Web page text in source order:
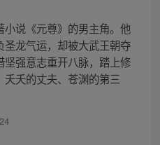
说《元尊》的男主角。他
龙气运，却被大武王朝夺
强意志重开八脉，踏上修
夭的丈夫、苍渊的第三